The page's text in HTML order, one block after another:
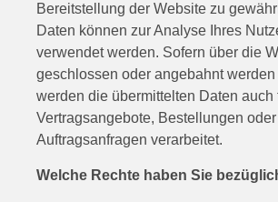
Bereitstellung der Website zu
Daten können zur Analyse Ihres
verwendet werden. Sofern über die
geschlossen oder angebahnt werden
werden die übermittelten Daten auch
Vertragsangebote, Bestellungen
Auftragsanfragen verarbeitet.
Welche Rechte haben Sie